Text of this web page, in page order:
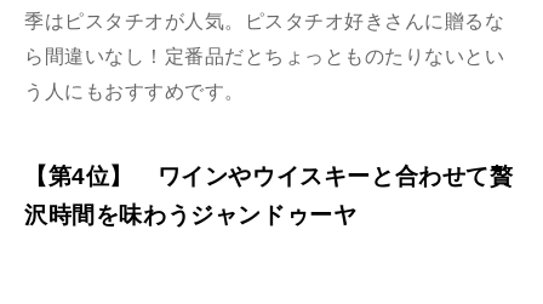
季はピスタチオが人気。ピスタチオ好きさんに贈るな
ら間違いなし！定番品だとちょっとものたりないとい
う人にもおすすめです。
【第4位】 ワインやウイスキーと合わせて贅
沢時間を味わうジャンドゥーヤ